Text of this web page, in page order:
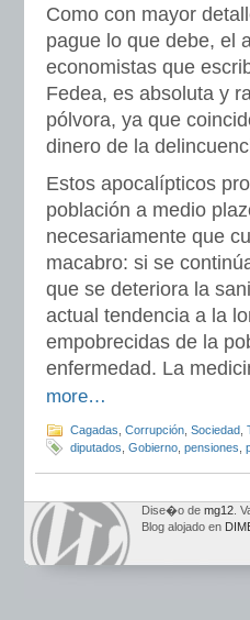
Como con mayor
pague lo que debe, el
economistas que
Fedea, es absoluta y
pólvora, ya que
dinero de la
Estos apocalípticos
población a medio
necesariamente que
macabro: si se
que se deteriora la
actual tendencia a la
empobrecidas de la
enfermedad. La
more…
Cagadas Corrupción Sociedad
diputados Gobierno pensiones
Dise�o de mg12 .
Blog alojado en